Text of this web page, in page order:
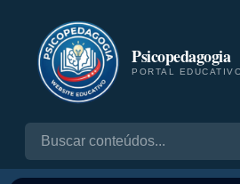
Psicopedagogia
PORTAL